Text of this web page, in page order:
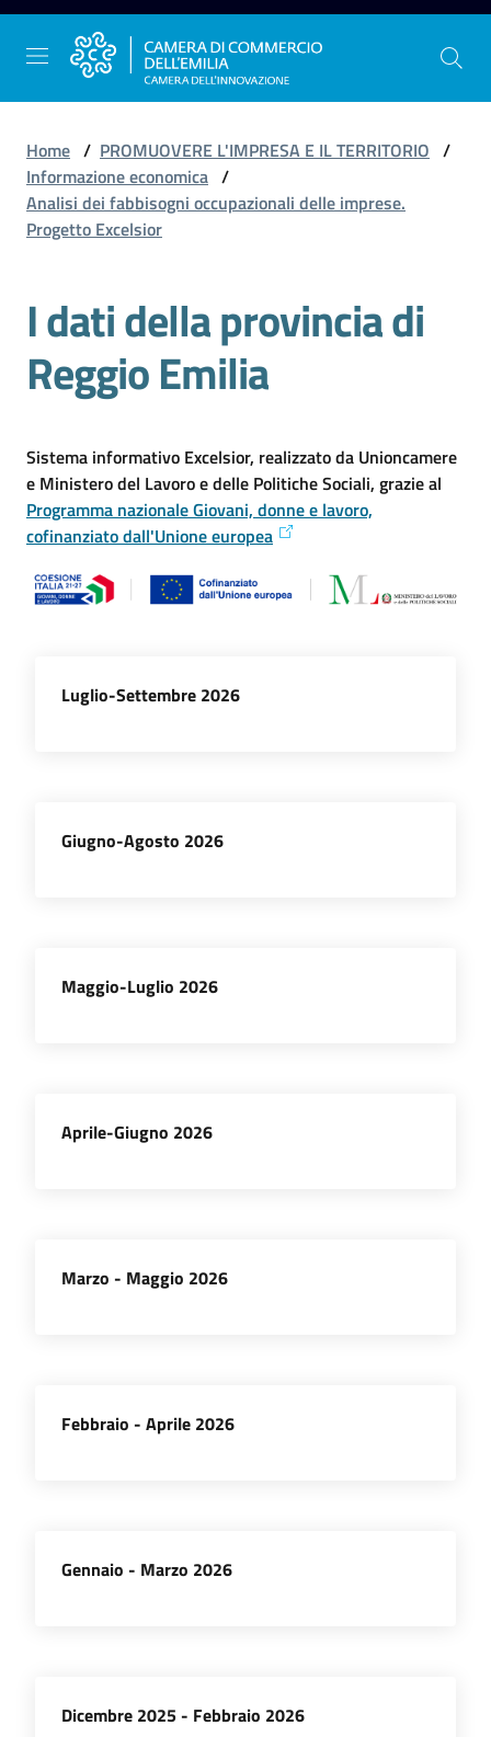
Vai al contenuto
Vai alla navigazione
Vai al footer
La
Camera
Gestire
l'impresa
Promuovere
l'impresa
e
territorio
l'Impresa
Pagamenti
Home / PROMUOVERE L'IMPRESA E IL TERRITORIO /
Informazione economica /
Analisi dei fabbisogni occupazionali delle imprese.
Progetto Excelsior
I dati della provincia di
Reggio Emilia
Sistema informativo Excelsior, realizzato da Unioncamere
e Ministero del Lavoro e delle Politiche Sociali, grazie al
Programma nazionale Giovani, donne e lavoro,
cofinanziato dall'Unione europea
Luglio-Settembre 2026
Giugno-Agosto 2026
Maggio-Luglio 2026
Aprile-Giugno 2026
Marzo - Maggio 2026
Febbraio - Aprile 2026
Gennaio - Marzo 2026
Dicembre 2025 - Febbraio 2026